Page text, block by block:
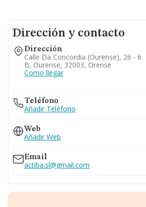
Dirección y contacto
Dirección
Calle Da Concordia (ourense), 26 - 6
B, Ourense, 32003, Orense
Como llegar
Teléfono
Añadir Teléfono
Web
Añadir Web
Email
actiba.sl@gmail.com